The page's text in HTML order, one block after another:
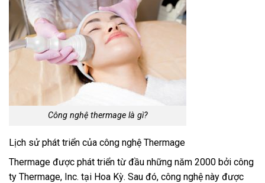
Công nghệ thermage là gì?
Lịch sử phát triển của công nghệ Thermage
Thermage được phát triển từ đầu những năm 2000 bởi công
ty Thermage, Inc. tại Hoa Kỳ. Sau đó, công nghệ này được